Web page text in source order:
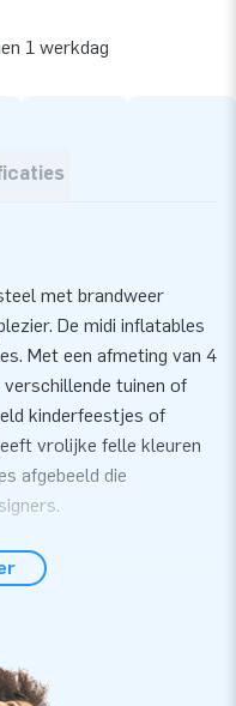
1 werkdag
met brandweer
De midi inflatables
Met een afmeting van 4
tuinen of
kinderfeestjes of
vrolijke felle kleuren
afgebeeld die
wordt compact in één
te transporteren.